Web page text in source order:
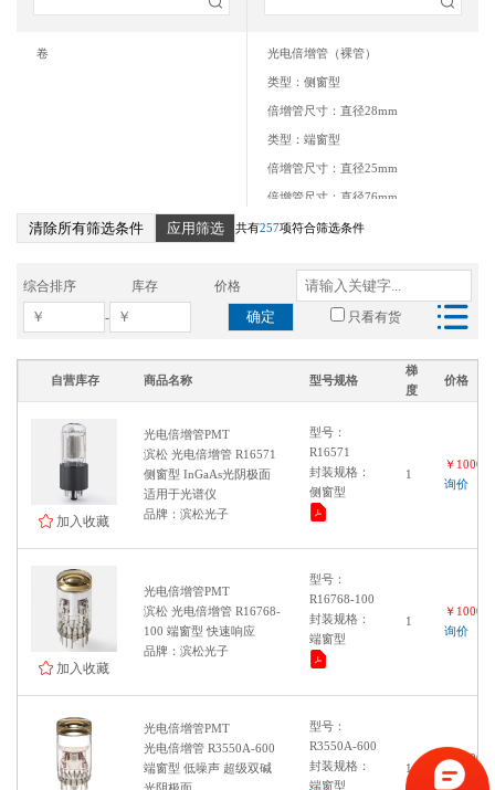
金属封装型
High Q.E. type
金属封装
TO-8金属封装
Hemispherical type
Surface mount type
Ceramic
卷 光电倍增管（裸管）
类型：侧窗型
倍增管尺寸：直径28mm
类型：端窗型
倍增管尺寸：直径25mm
倍增管尺寸：直径76mm
类型：金属封装
类型：侧窗
类型：端窗
倍增管尺寸：直径51mm
倍增管尺寸：直径10mm
类型：高量子效率
倍增管尺寸：直径38mm
倍增管尺寸：直径45mm
类型：抗磁
倍增管尺寸：直径55mm
倍增管尺寸：直径16mm
倍增管尺寸：27.6×27.6mm
清除所有筛选条件 应用筛选 共有257项符合筛选条件
综合排序 库存 价格
- 确定 只看有货
自营库存 商品名称 型号规格
梯
度
价格
加入收藏
光电倍增管PMT
滨松 光电倍增管 R16571
侧窗型 InGaAs光阴极面
适用于光谱仪
品牌：滨松光子
型号：
R16571
封装规格：
侧窗型
1
￥
询价
加入收藏
光电倍增管PMT
滨松 光电倍增管 R16768-
100 端窗型 快速响应
品牌：滨松光子
型号：
R16768-100
封装规格：
端窗型
1
￥
询价
光电倍增管PMT
光电倍增管 R3550A-600
端窗型 低噪声 超级双碱
型号：
R3550A-600
封装规格：
端窗型
1
￥
询价